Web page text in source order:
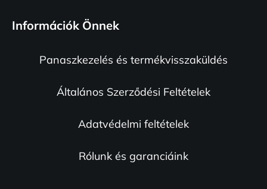
Információk Önnek
Panaszkezelés és termékvisszaküldés
Általános Szerződési Feltételek
Adatvédelmi feltételek
Rólunk és garanciáink